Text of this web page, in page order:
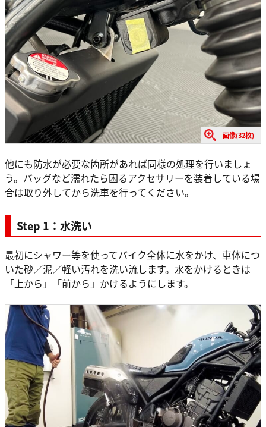
画像(32枚)
他にも防水が必要な箇所があれば同様の処理を行いましょ
う。バッグなど濡れたら困るアクセサリーを装着している場
合は取り外してから洗車を行ってください。
Step 1：水洗い
最初にシャワー等を使ってバイク全体に水をかけ、車体につ
いた砂／泥／軽い汚れを洗い流します。水をかけるときは
「上から」「前から」かけるようにします。